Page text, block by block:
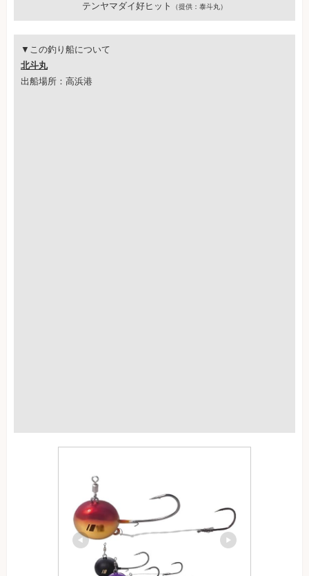
テンヤマダイ好ヒット （提供：泰斗丸）
▼この釣り船について
北斗丸
出船場所：高浜港